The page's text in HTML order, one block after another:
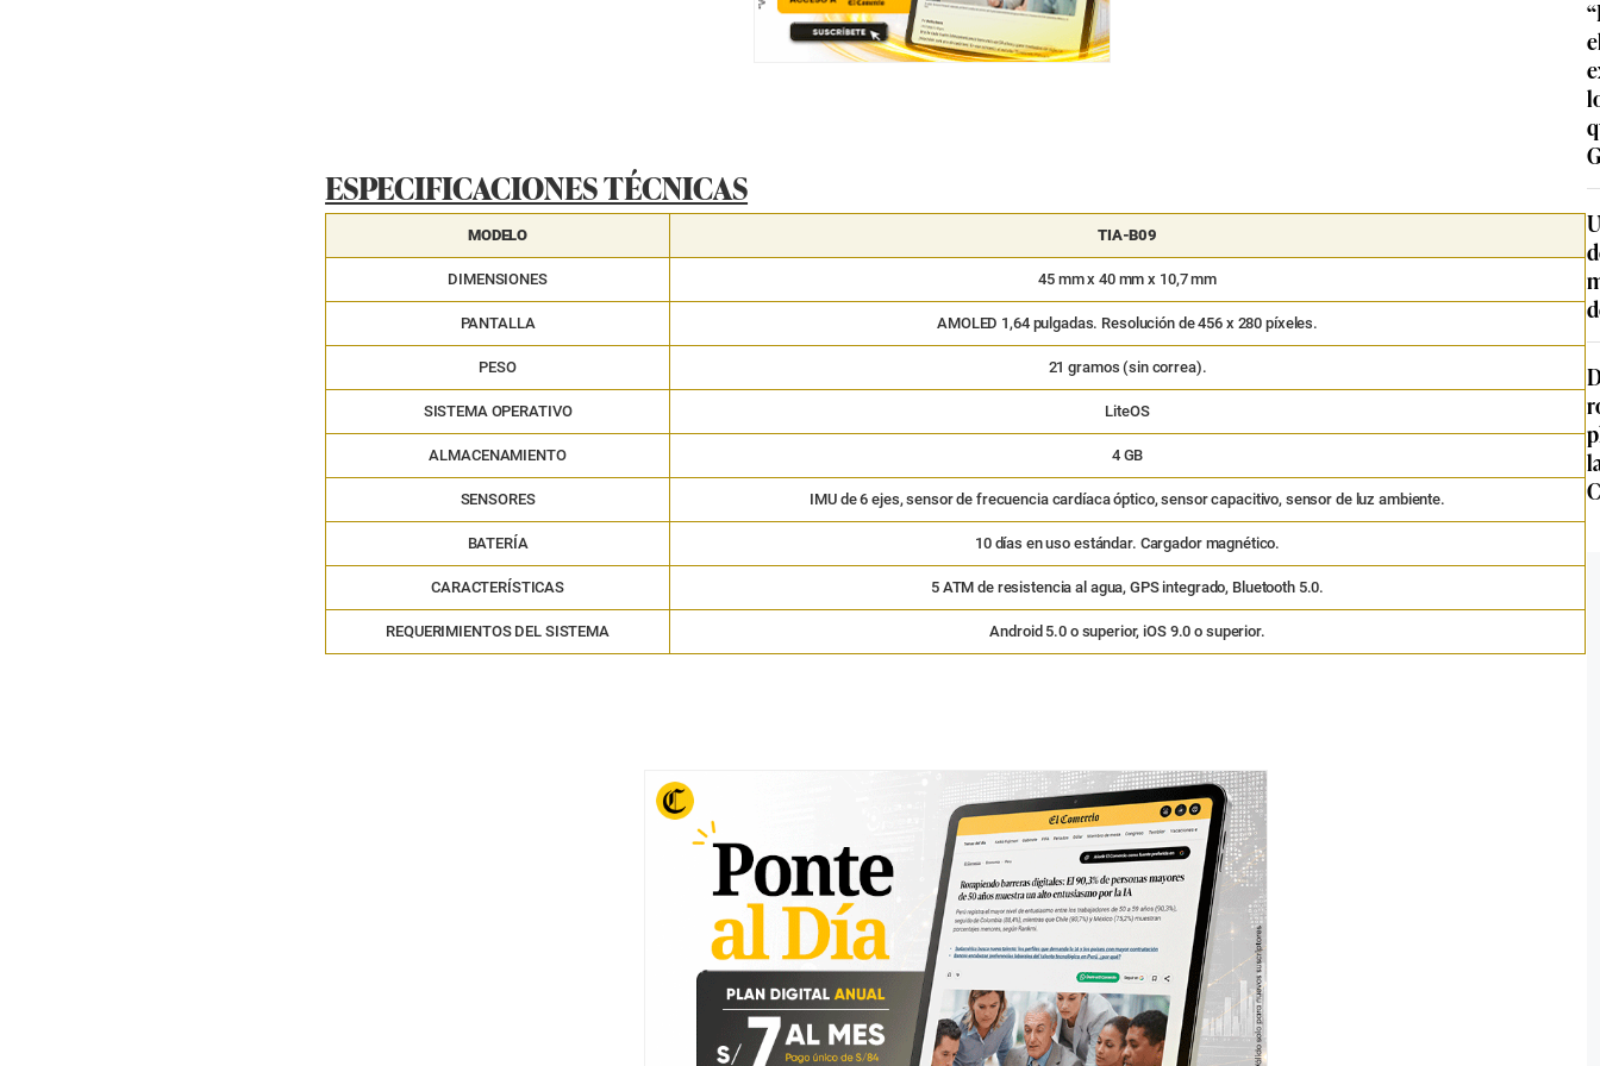
ESPECIFICACIONES TÉCNICAS
MODELO TIA-B09
DIMENSIONES 45 mm x 40 mm x 10,7 mm
PANTALLA AMOLED 1,64 pulgadas. Resolución de 456 x 280 píxeles.
PESO 21 gramos (sin correa).
SISTEMA OPERATIVO LiteOS
ALMACENAMIENTO 4 GB
SENSORES IMU de 6 ejes, sensor de frecuencia cardíaca óptico, sensor capacitivo, sensor de luz ambiente.
BATERÍA 10 días en uso estándar. Cargador magnético.
CARACTERÍSTICAS 5 ATM de resistencia al agua, GPS integrado, Bluetooth 5.0.
REQUERIMIENTOS DEL SISTEMA Android 5.0 o superior, iOS 9.0 o superior.